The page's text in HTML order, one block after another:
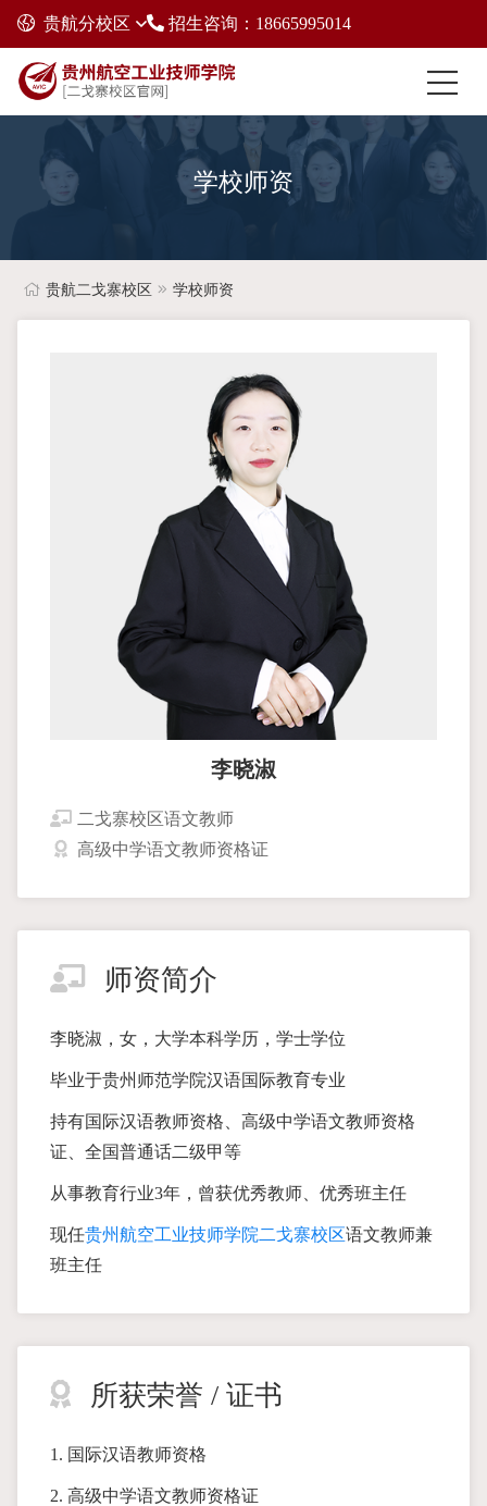
贵航分校区 招生咨询：18665995014
学校师资
贵航二戈寨校区 学校师资
李晓淑
二戈寨校区语文教师
高级中学语文教师资格证
师资简介
李晓淑，女，大学本科学历，学士学位
毕业于贵州师范学院汉语国际教育专业
持有国际汉语教师资格、高级中学语文教师资格
证、全国普通话二级甲等
从事教育行业3年，曾获优秀教师、优秀班主任
现任贵州航空工业技师学院二戈寨校区语文教师兼
班主任
所获荣誉 / 证书
1. 国际汉语教师资格
2. 高级中学语文教师资格证